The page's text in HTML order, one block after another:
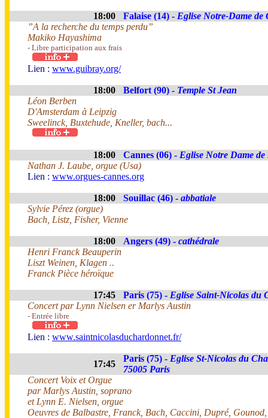
18:00 Falaise (14) - Eglise Notre-Dame de
”A la recherche du temps perdu”
Makiko Hayashima
- Libre participation aux frais
Lien : www.guibray.org/
18:00 Belfort (90) - Temple St Jean
Léon Berben
D'Amsterdam à Leipzig
Sweelinck, Buxtehude, Kneller, bach...
18:00 Cannes (06) - Eglise Notre Dame de
Nathan J. Laube, orgue (Usa)
Lien : www.orgues-cannes.org
18:00 Souillac (46) - abbatiale
Sylvie Pérez (orgue)
Bach, Listz, Fisher, Vienne
18:00 Angers (49) - cathédrale
Henri Franck Beauperin
Liszt Weinen, Klagen ..
Franck Pièce héroïque
17:45 Paris (75) - Eglise Saint-Nicolas du
Concert par Lynn Nielsen er Marlys Austin
- Entrée libre
Lien : www.saintnicolasduchardonnet.fr/
17:45
Paris (75) - Eglise St-Nicolas du
75005 Paris
Concert Voix et Orgue
par Marlys Austin, soprano
et Lynn E. Nielsen, orgue
Oeuvres de Balbastre, Franck, Bach, Caccini, Dupré,